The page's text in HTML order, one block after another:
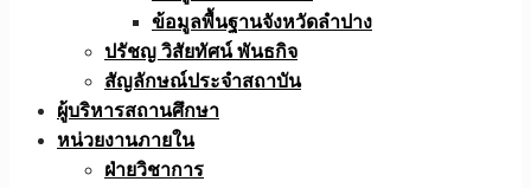
ข้อมูลพื้นฐานจังหวัดลำปาง
ปรัชญ วิสัยทัศน์ พันธกิจ
สัญลักษณ์ประจำสถาบัน
ผู้บริหารสถานศึกษา
หน่วยงานภายใน
ฝ่ายวิชาการ